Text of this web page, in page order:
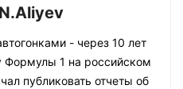
- через 10 лет
Формулы 1 на российском
публиковать отчеты об